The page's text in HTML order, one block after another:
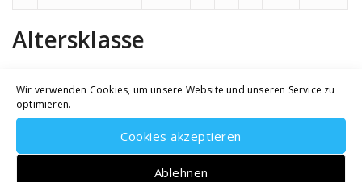
Wir verwenden Cookies, um unsere Website und unseren Service zu
optimieren.
Cookies akzeptieren
Ablehnen
Altersklasse
PlatzName 1 2 3 4 5 TeilerGesamt
1
Sven Lübbe 10 10 10 10 10 144 50,0
2 10 10 9 9 10 67 48,0